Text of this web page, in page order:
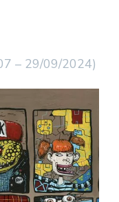
– 29/09/2024)